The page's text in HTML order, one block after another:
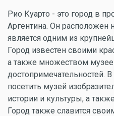
Рио Куарто - это город в
Аргентина. Он расположен
является одним из
Город известен своими
а также множеством
достопримечательностей.
посетить музей
истории и культуры, а
Город также славится